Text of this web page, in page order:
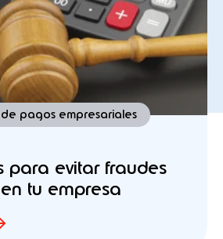
de pagos empresariales
para evitar fraudes
tu empresa